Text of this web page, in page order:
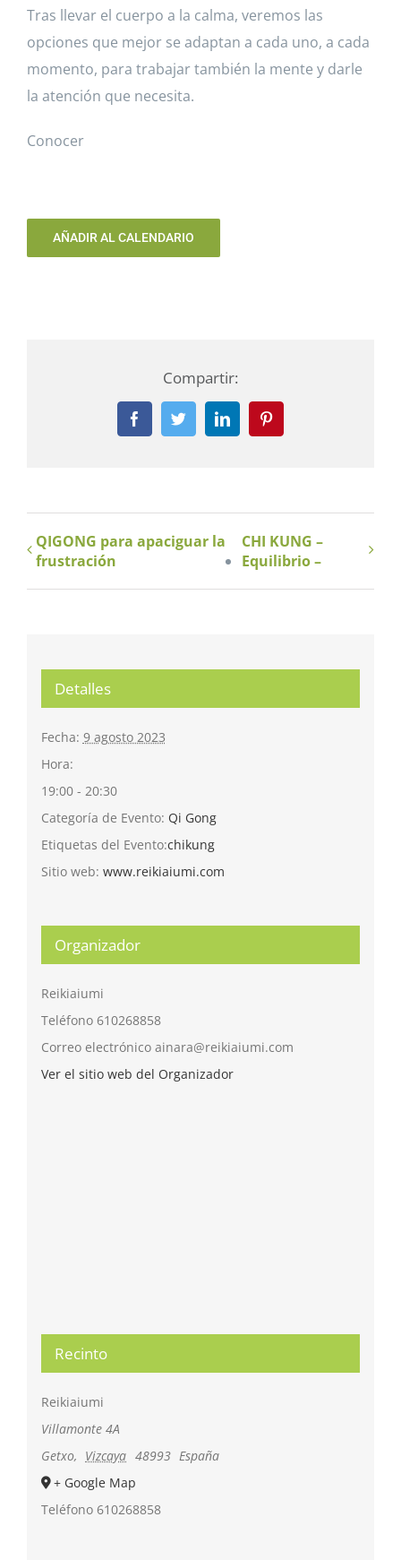
Tras llevar el cuerpo a la calma, veremos las
opciones que mejor se adaptan a cada uno, a cada
momento, para trabajar también la mente y darle
la atención que necesita.
Conocer
AÑADIR AL CALENDARIO
Compartir:
FacebookTwitterLinkedInPinterest
QIGONG para apaciguar la
frustración
CHI KUNG –
Equilibrio –
Detalles
Fecha: 9 agosto 2023
Hora:
19:00 - 20:30
Categoría de Evento: Qi Gong
Etiquetas del Evento:chikung
Sitio web: www.reikiaiumi.com
Organizador
Reikiaiumi
Teléfono 610268858
Correo electrónico ainara@reikiaiumi.com
Ver el sitio web del Organizador
Recinto
Reikiaiumi
Villamonte 4A
Getxo, Vizcaya 48993 España
+ Google Map
Teléfono 610268858